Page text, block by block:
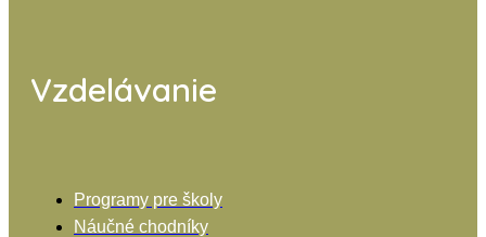
Vzdelávanie
Programy pre školy
Náučné chodníky